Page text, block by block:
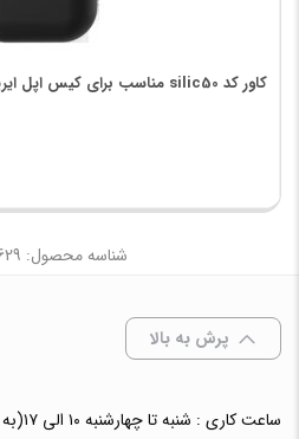
کاور کد silic50 مناسب برای کیس اپل ایرپاد
شناسه محصول: AKP-28629
پرش به بالا
ساعت کاری : شنبه تا چهارشنبه ۱۰ الی ۱۷(به جز ایام تعطیل)